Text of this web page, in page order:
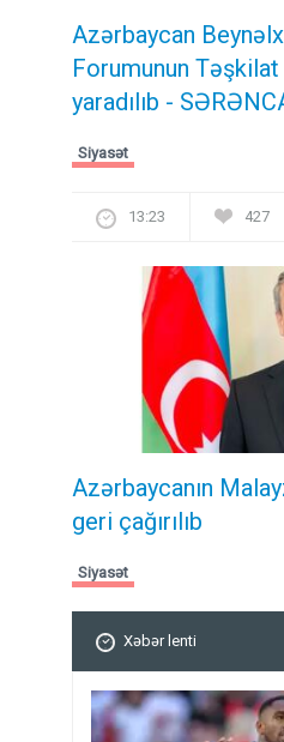
Azərbaycan
Forumunun
yaradılıb -
Siyasət
13:23 427
Azərbaycanın
geri çağırılıb
Siyasət
Xəbər lenti